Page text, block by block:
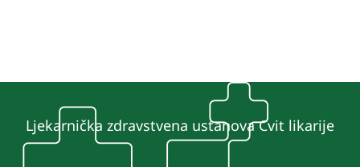
Ljekarnička zdravstvena ustanova Cvit likarije